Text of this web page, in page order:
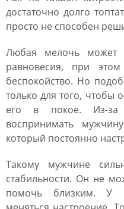
достаточно долго
просто не способен
Любая мелочь может
равновесия, при
беспокойство. Но
только для того, чтобы
его в покое. Из-за
воспринимать
который постоянно
Такому мужчине
стабильности. Он не
помочь близким. У